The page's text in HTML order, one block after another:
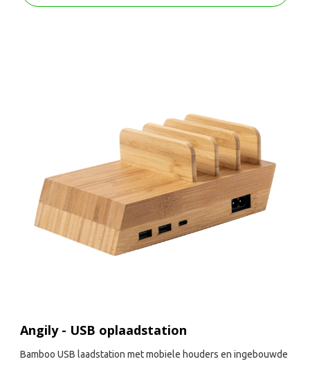
Angily - USB oplaadstation
Bamboo USB laadstation met mobiele houders en ingebouwde